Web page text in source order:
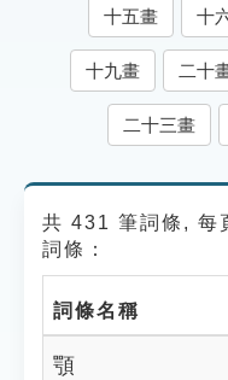
遊戲專區
貓頭鷹博士
十五畫 十
十九畫 二十
二十三畫
共 431 筆詞條, 每
詞條：
詞條名稱
顎